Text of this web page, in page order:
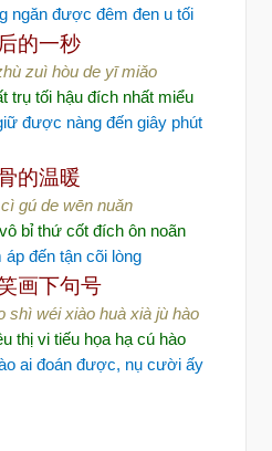
ngăn được đêm đen u tối
的一秒
zuì hòu de yī miǎo
trụ tối hậu đích nhất miểu
được nàng đến giây phút
的温暖
gú de wēn nuǎn
bỉ thứ cốt đích ôn noãn
đến tận cõi lòng
画下句号
shì wéi xiào huà xià jù hào
thị vi tiếu họa hạ cú hào
ai đoán được, nụ cười ấy